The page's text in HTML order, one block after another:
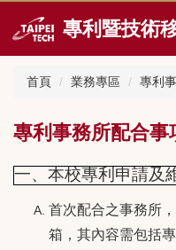
到
區
專利暨技術
首頁 業務專區 專利
專利事務所配合事
一、本校專利申請及
首次配合之事務所
箱，其內容需包括